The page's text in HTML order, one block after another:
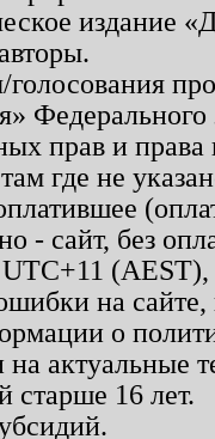
издание
прав и
где не
- сайт, без
на
о
на актуальные
старше 16 лет.